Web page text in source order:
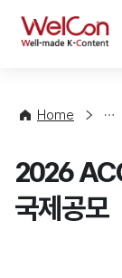
WelCon
Home
사
청
2026
국제공모